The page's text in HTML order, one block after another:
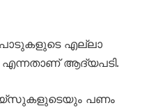
എല്ലാ
ആദ്യപടി.
പണം